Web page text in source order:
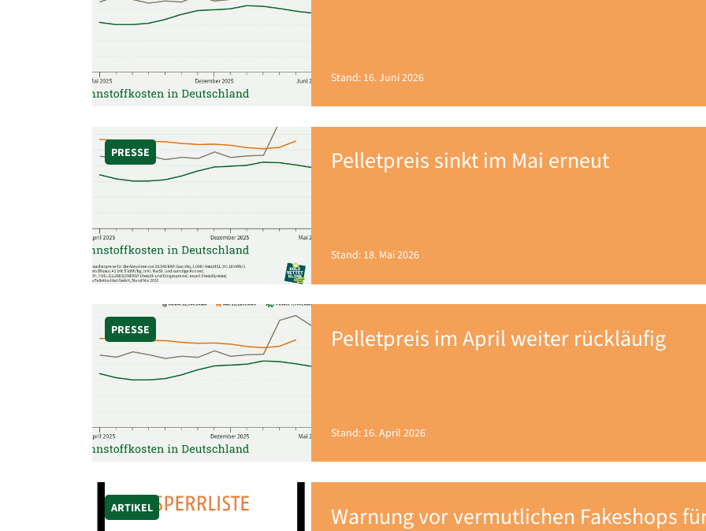
Stand: 16. Juni 2026
PRESSE Pelletpreis sinkt im Mai erneut
Stand: 18. Mai 2026
PRESSE Pelletpreis im April weiter rückläufig
Stand: 16. April 2026
ARTIKEL Warnung vor vermutlichen Fakeshops